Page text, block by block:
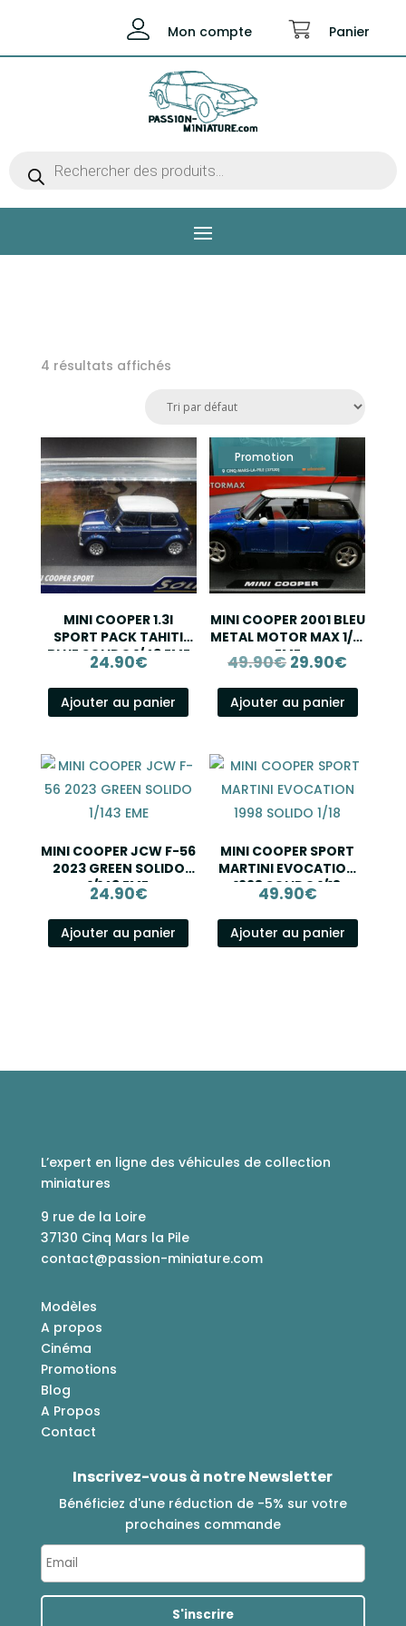
produits
Mon compte Panier
4 résultats affichés
MINI COOPER 1.3I
SPORT PACK TAHITI
BLUE SOLIDO 1/43 EME
24.90€
Ajouter au panier
MINI COOPER 2001 BLEU
METAL MOTOR MAX 1/18
EME
49.90€ Le
prix
initial
29.90€
prix
Ajouter au panier
MINI COOPER JCW F-56
2023 GREEN SOLIDO
1/143 EME
24.90€
Ajouter au panier
MINI COOPER SPORT
MARTINI EVOCATION
1998 SOLIDO 1/18
49.90€
Ajouter au panier
L’expert en ligne des véhicules de collection
miniatures
9 rue de la Loire
37130 Cinq Mars la Pile
contact@passion-miniature.com
Modèles
A propos
Cinéma
Promotions
Blog
A Propos
Contact
Inscrivez-vous à notre Newsletter
Bénéficiez d'une réduction de -5% sur votre
prochaines commande